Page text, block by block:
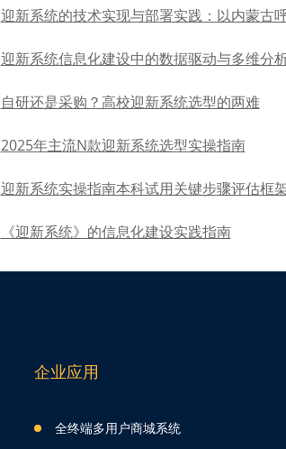
迎新系统的技术实现与部署实践：以内蒙古
迎新系统信息化建设中的数据驱动与多维分
自研还是采购？高校迎新系统选型的两难
2025年主流N款迎新系统选型实操指南
迎新系统实操指南本科试用关键步骤评估框
《迎新系统》的信息化建设实践指南
企业应用
全终端多用户商城系统